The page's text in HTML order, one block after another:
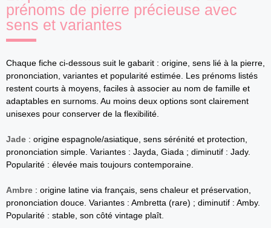
prénoms de pierre précieuse avec
sens et variantes
Chaque fiche ci-dessous suit le gabarit : origine, sens lié à la pierre,
prononciation, variantes et popularité estimée. Les prénoms listés
restent courts à moyens, faciles à associer au nom de famille et
adaptables en surnoms. Au moins deux options sont clairement
unisexes pour conserver de la flexibilité.
Jade : origine espagnole/asiatique, sens sérénité et protection,
prononciation simple. Variantes : Jayda, Giada ; diminutif : Jady.
Popularité : élevée mais toujours contemporaine.
Ambre : origine latine via français, sens chaleur et préservation,
prononciation douce. Variantes : Ambretta (rare) ; diminutif : Amby.
Popularité : stable, son côté vintage plaît.